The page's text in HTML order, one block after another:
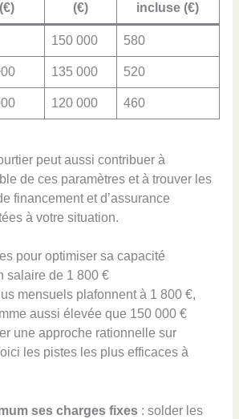
(€) (€) incluse (€)
150 000 580
135 000 520
120 000 460
peut aussi contribuer à
de ces paramètres et à trouver les
financement et d’assurance
à votre situation.
pour optimiser sa capacité
salaire de 1 800 €
mensuels plafonnent à 1 800 €,
aussi élevée que 150 000 €
une approche rationnelle sur
les pistes les plus efficaces à
ses charges fixes: solder les